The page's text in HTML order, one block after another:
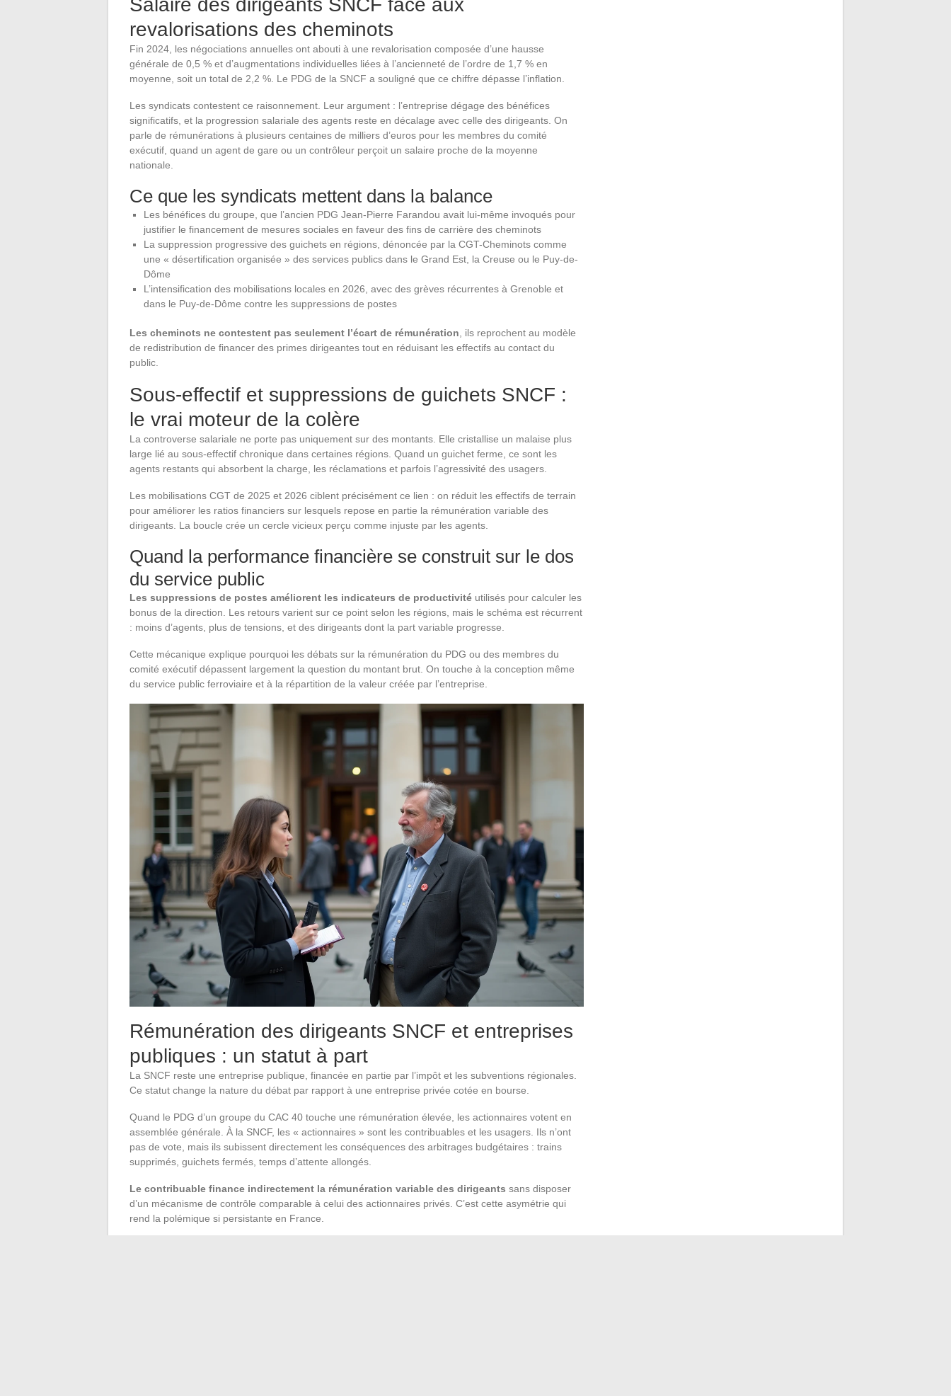
Salaire des dirigeants SNCF face aux
revalorisations des cheminots
Fin 2024, les négociations annuelles ont abouti à une revalorisation composée d’une hausse
générale de 0,5 % et d’augmentations individuelles liées à l’ancienneté de l’ordre de 1,7 % en
moyenne, soit un total de 2,2 %. Le PDG de la SNCF a souligné que ce chiffre dépasse l’inflation.
Les syndicats contestent ce raisonnement. Leur argument : l’entreprise dégage des bénéfices
significatifs, et la progression salariale des agents reste en décalage avec celle des dirigeants. On
parle de rémunérations à plusieurs centaines de milliers d’euros pour les membres du comité
exécutif, quand un agent de gare ou un contrôleur perçoit un salaire proche de la moyenne
nationale.
Ce que les syndicats mettent dans la balance
Les bénéfices du groupe, que l’ancien PDG Jean-Pierre Farandou avait lui-même invoqués pour
justifier le financement de mesures sociales en faveur des fins de carrière des cheminots
La suppression progressive des guichets en régions, dénoncée par la CGT-Cheminots comme
une « désertification organisée » des services publics dans le Grand Est, la Creuse ou le Puy-de-
Dôme
L’intensification des mobilisations locales en 2026, avec des grèves récurrentes à Grenoble et
dans le Puy-de-Dôme contre les suppressions de postes
Les cheminots ne contestent pas seulement l’écart de rémunération , ils reprochent au modèle
de redistribution de financer des primes dirigeantes tout en réduisant les effectifs au contact du
public.
Sous-effectif et suppressions de guichets SNCF :
le vrai moteur de la colère
La controverse salariale ne porte pas uniquement sur des montants. Elle cristallise un malaise plus
large lié au sous-effectif chronique dans certaines régions. Quand un guichet ferme, ce sont les
agents restants qui absorbent la charge, les réclamations et parfois l’agressivité des usagers.
Les mobilisations CGT de 2025 et 2026 ciblent précisément ce lien : on réduit les effectifs de terrain
pour améliorer les ratios financiers sur lesquels repose en partie la rémunération variable des
dirigeants. La boucle crée un cercle vicieux perçu comme injuste par les agents.
Quand la performance financière se construit sur le dos
du service public
Les suppressions de postes améliorent les indicateurs de productivité utilisés pour calculer les
bonus de la direction. Les retours varient sur ce point selon les régions, mais le schéma est récurrent
: moins d’agents, plus de tensions, et des dirigeants dont la part variable progresse.
Cette mécanique explique pourquoi les débats sur la rémunération du PDG ou des membres du
comité exécutif dépassent largement la question du montant brut. On touche à la conception même
du service public ferroviaire et à la répartition de la valeur créée par l’entreprise.
Rémunération des dirigeants SNCF et entreprises
publiques : un statut à part
La SNCF reste une entreprise publique, financée en partie par l’impôt et les subventions régionales.
Ce statut change la nature du débat par rapport à une entreprise privée cotée en bourse.
Quand le PDG d’un groupe du CAC 40 touche une rémunération élevée, les actionnaires votent en
assemblée générale. À la SNCF, les « actionnaires » sont les contribuables et les usagers. Ils n’ont
pas de vote, mais ils subissent directement les conséquences des arbitrages budgétaires : trains
supprimés, guichets fermés, temps d’attente allongés.
Le contribuable finance indirectement la rémunération variable des dirigeants sans disposer
d’un mécanisme de contrôle comparable à celui des actionnaires privés. C’est cette asymétrie qui
rend la polémique si persistante en France.